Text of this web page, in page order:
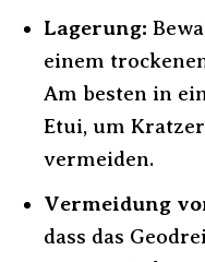
Lagerung:
einem
Am besten in
Etui, um
vermeiden.
Vermeidung
dass das